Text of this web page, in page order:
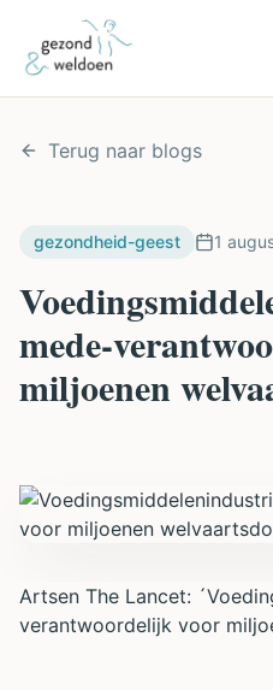
Terug naar blogs
gezondheid-geest 1
mede-
miljoenen
Artsen The Lancet:
verantwoordelijk voor